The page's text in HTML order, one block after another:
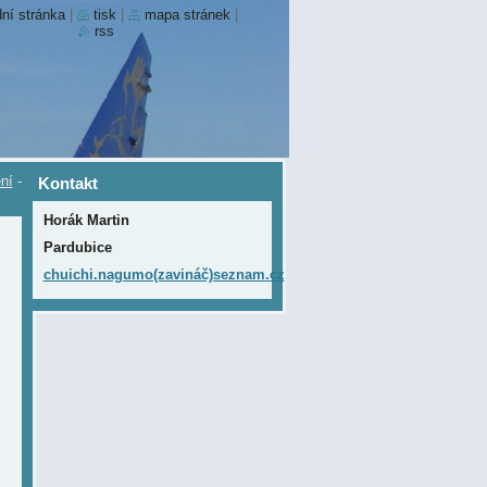
- Kontakt
Horák Martin
Pardubice
chuichi.nagumo(zavináč)seznam.cz
stránka tisk mapa stránek
rss